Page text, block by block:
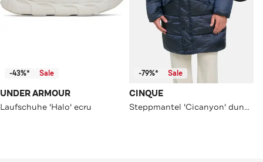
-43%* Sale
UNDER ARMOUR
Laufschuhe 'Halo' ecru
-79%* Sale
CINQUE
Steppmantel 'Cicanyon' dunkelblau